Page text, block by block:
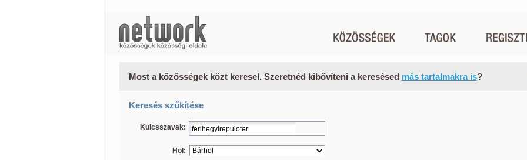
Most a közösségek közt keresel. Szeretnéd kibővíteni a keresésed más tartalmakra is?
Keresés szűkítése
Kulcsszavak:
Hol: